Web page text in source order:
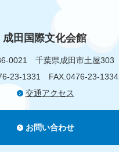
成田国際文化会館
0021 千葉県成田市土屋303
23-1331 FAX.0476-23-1334
交通アクセス
お問い合わせ